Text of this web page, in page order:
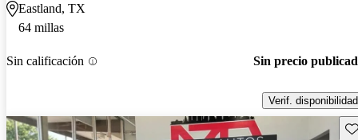
Eastland, TX
64 millas
Sin calificación Sin precio
Verif. disponibilidad